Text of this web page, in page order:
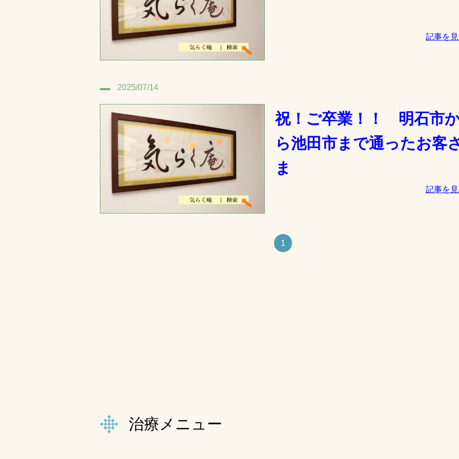
記事を
2025/07/14
祝！ご卒業！！ 明石市
ら池田市まで通ったお客
ま
記事を
1
治療メニュー